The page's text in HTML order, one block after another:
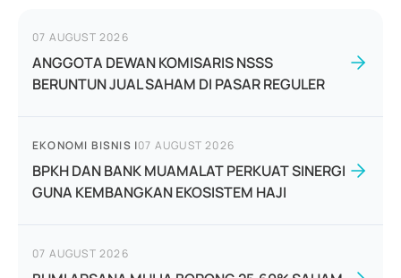
07 AUGUST 2026
ANGGOTA DEWAN KOMISARIS NSSS
BERUNTUN JUAL SAHAM DI PASAR REGULER
EKONOMI BISNIS |07 AUGUST 2026
BPKH DAN BANK MUAMALAT PERKUAT SINERGI
GUNA KEMBANGKAN EKOSISTEM HAJI
07 AUGUST 2026